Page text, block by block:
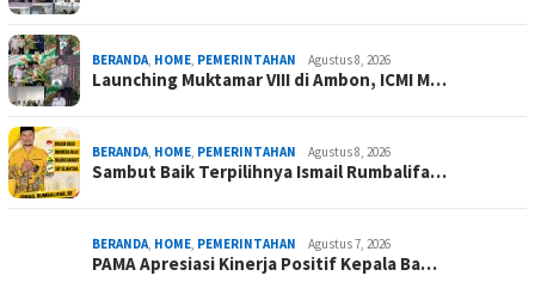
BERANDA, HOME, PEMERINTAHAN Agustus 8, 2026
Launching Muktamar VIII di Ambon, ICMI M…
BERANDA, HOME, PEMERINTAHAN Agustus 8, 2026
Sambut Baik Terpilihnya Ismail Rumbalifa…
BERANDA, HOME, PEMERINTAHAN Agustus 7, 2026
PAMA Apresiasi Kinerja Positif Kepala Ba…